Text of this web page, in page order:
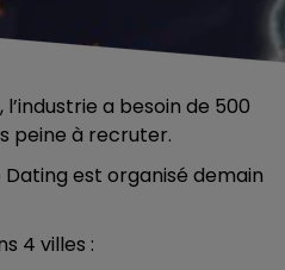
a besoin de 500
peine à recruter.
est organisé demain
4 villes :